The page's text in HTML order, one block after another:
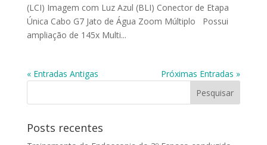
(LCI) Imagem com Luz Azul (BLI) Conector de Etapa
Única Cabo G7 Jato de Água Zoom Múltiplo Possui
ampliação de 145x Multi...
« Entradas Antigas Próximas Entradas »
Posts recentes